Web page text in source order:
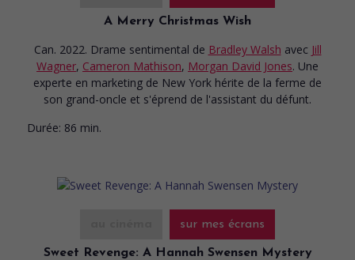
A Merry Christmas Wish
Can. 2022. Drame sentimental de Bradley Walsh avec Jill
Wagner, Cameron Mathison, Morgan David Jones. Une
experte en marketing de New York hérite de la ferme de
son grand-oncle et s'éprend de l'assistant du défunt.
Durée: 86 min.
sur mes écrans
Sweet Revenge: A Hannah Swensen Mystery